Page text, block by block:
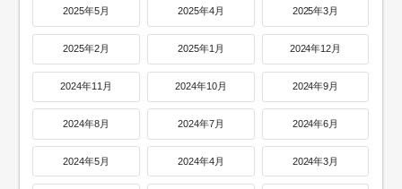
2025年5月 2025年4月 2025年3月
2025年2月 2025年1月 2024年12月
2024年11月 2024年10月 2024年9月
2024年8月 2024年7月 2024年6月
2024年5月 2024年4月 2024年3月